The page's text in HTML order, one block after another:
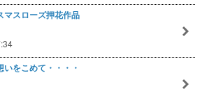
マスローズ押花作品
いをこめて・・・・